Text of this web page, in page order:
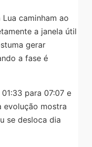
caminham ao
a janela útil
gerar
a fase é
para 07:07 e
evolução mostra
se desloca dia